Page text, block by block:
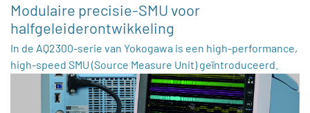
Modulaire precisie-SMU voor
halfgeleiderontwikkeling
In de AQ2300-serie van Yokogawa is een high-performance,
high-speed SMU (Source Measure Unit) geïntroduceerd.